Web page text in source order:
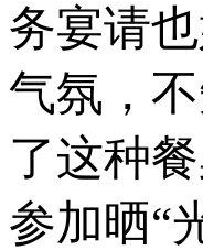
务宴请
气氛，
了这种
参加晒“